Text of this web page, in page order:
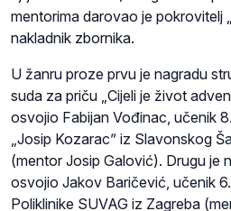
mentorima darovao je pokrovitelj
nakladnik zbornika.
U žanru proze prvu je nagradu
suda za priču „Cijeli je život
osvojio Fabijan Vođinac, učenik
„Josip Kozaracˮ iz Slavonskog
(mentor Josip Galović). Drugu je
osvojio Jakov Baričević, učenik
Poliklinike SUVAG iz Zagreba